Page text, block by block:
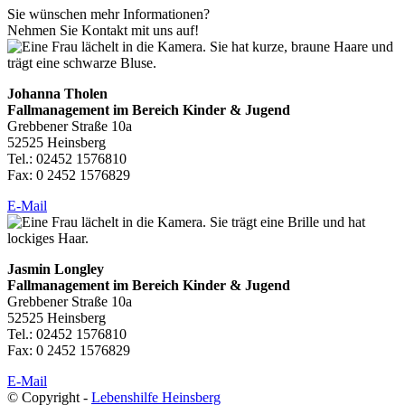
Sie wünschen mehr Informationen?
Nehmen Sie Kontakt mit uns auf!
Johanna Tholen
Fallmanagement im Bereich Kinder & Jugend
Grebbener Straße 10a
52525 Heinsberg
Tel.: 02452 1576810
Fax: 0 2452 1576829
E-Mail
Jasmin Longley
Fallmanagement im Bereich Kinder & Jugend
Grebbener Straße 10a
52525 Heinsberg
Tel.: 02452 1576810
Fax: 0 2452 1576829
E-Mail
© Copyright - Lebenshilfe Heinsberg